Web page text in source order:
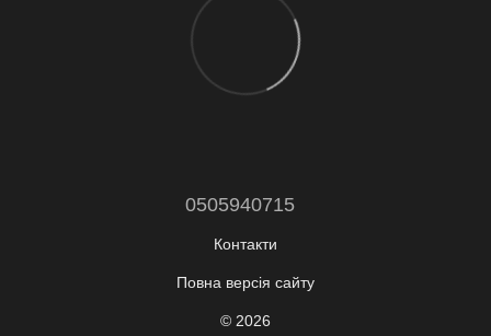
0505940715
Контакти
Повна версія сайту
© 2026